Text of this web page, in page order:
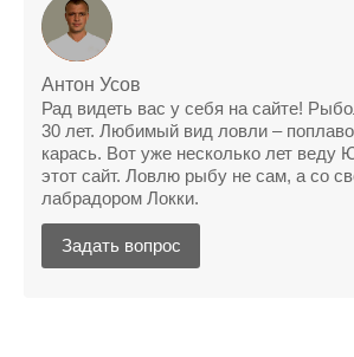
Сегодняшний прогноз клева
полной ерундой, ни одной
Поймал всего одну рыбу,
"удачный" прогноз клева,
Сегодняшний прогноз клева
успешно поймать крупную
Прогноз клева на рыбалку
неделю обещает хорошие
Антон Усов
Рад видеть вас у себя на сайте!
30 лет. Любимый вид ловли –
карась. Вот уже несколько лет веду
этот сайт. Ловлю рыбу не сам, а со
лабрадором Локки.
Задать вопрос